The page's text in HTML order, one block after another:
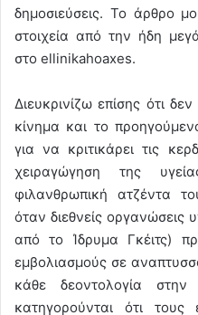
δημοσιεύσεις. Το άρθρο
στοιχεία από την ήδη
στο ellinikahoaxes.
Διευκρινίζω επίσης ότι
κίνημα και το
για να κριτικάρει τις
χειραγώγηση της
φιλανθρωπική ατζέντα
όταν διεθνείς οργανώσεις
από το Ίδρυμα Γκέιτς)
εμβολιασμούς σε
κάθε δεοντολογία
κατηγορούνται ότι